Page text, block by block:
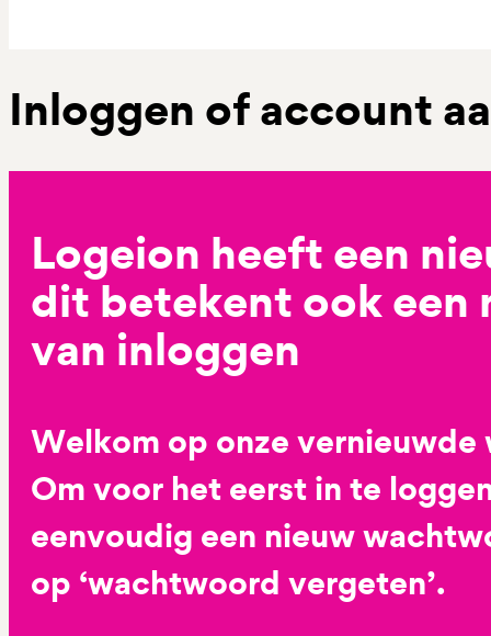
Inloggen of account
Logeion heeft een
dit betekent ook een
van inloggen
Welkom op onze vernieuwde
Om voor het eerst in te
eenvoudig een nieuw
op ‘wachtwoord vergeten’.